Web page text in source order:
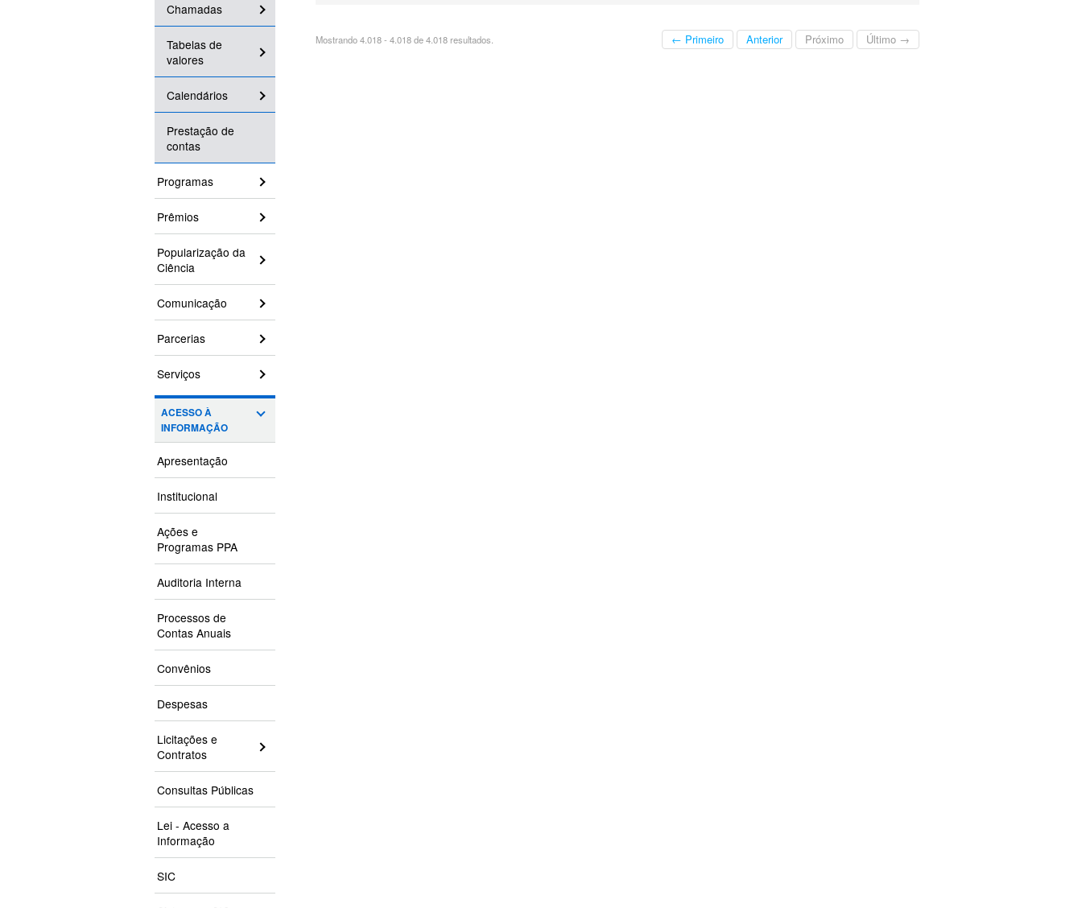
Chamadas
Tabelas de
valores
Calendários
Prestação de
contas
Programas
Prêmios
Popularização da
Ciência
Comunicação
Parcerias
Serviços
ACESSO À
INFORMAÇÃO
Apresentação
Institucional
Ações e
Programas PPA
Auditoria Interna
Processos de
Contas Anuais
Convênios
Despesas
Licitações e
Contratos
Consultas Públicas
Lei - Acesso a
Informação
SIC
Mostrando 4.018 - 4.018 de 4.018 resultados. ← Primeiro Anterior Próximo Último →